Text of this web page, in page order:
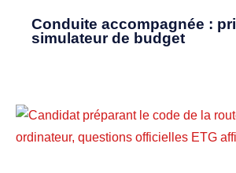
Conduite accompagnée :
simulateur de budget